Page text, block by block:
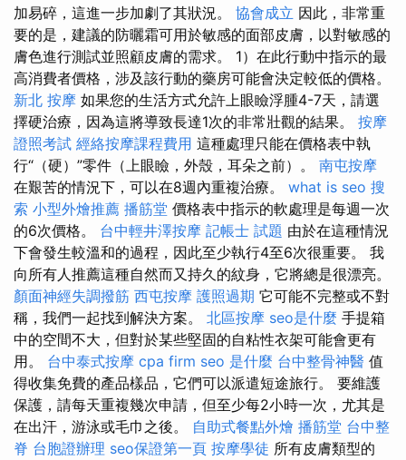
加易碎，這進一步加劇了其狀況。 協會成立 因此，非常重
要的是，建議的防曬霜可用於敏感的面部皮膚，以對敏感的
膚色進行測試並照顧皮膚的需求。 1）在此行動中指示的最
高消費者價格，涉及該行動的藥房可能會決定較低的價格。
新北 按摩 如果您的生活方式允許上眼瞼浮腫4-7天，請選
擇硬治療，因為這將導致長達1次的非常壯觀的結果。 按摩
證照考試 經絡按摩課程費用 這種處理只能在價格表中執
行“（硬）”零件（上眼瞼，外殼，耳朵之前）。 南屯按摩
在艱苦的情況下，可以在8週內重複治療。 what is seo 搜
索 小型外燴推薦 播筋堂 價格表中指示的軟處理是每週一次
的6次價格。 台中輕井澤按摩 記帳士 試題 由於在這種情況
下會發生較溫和的過程，因此至少執行4至6次很重要。 我
向所有人推薦這種自然而又持久的紋身，它將總是很漂亮。
顏面神經失調撥筋 西屯按摩 護照過期 它可能不完整或不對
稱，我們一起找到解決方案。 北區按摩 seo是什麼 手提箱
中的空間不大，但對於某些堅固的自粘性衣架可能會更有
用。 台中泰式按摩 cpa firm seo 是什麼 台中整骨神醫 值
得收集免費的產品樣品，它們可以派遣短途旅行。 要維護
保護，請每天重複幾次申請，但至少每2小時一次，尤其是
在出汗，游泳或毛巾之後。 自助式餐點外燴 播筋堂 台中整
脊 台胞證辦理 seo保證第一頁 按摩學徒 所有皮膚類型的